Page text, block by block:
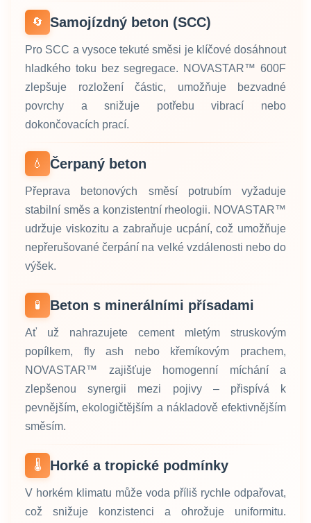
🔄 Samojízdný beton (SCC)
Pro SCC a vysoce tekuté směsi je klíčové dosáhnout
hladkého toku bez segregace. NOVASTAR™ 600F
zlepšuje rozložení částic, umožňuje bezvadné
povrchy a snižuje potřebu vibrací nebo
dokončovacích prací.
💧 Čerpaný beton
Přeprava betonových směsí potrubím vyžaduje
stabilní směs a konzistentní rheologii. NOVASTAR™
udržuje viskozitu a zabraňuje ucpání, což umožňuje
nepřerušované čerpání na velké vzdálenosti nebo do
výšek.
🧪 Beton s minerálními přísadami
Ať už nahrazujete cement mletým struskovým
popílkem, fly ash nebo křemíkovým prachem,
NOVASTAR™ zajišťuje homogenní míchání a
zlepšenou synergii mezi pojivy – přispívá k
pevnějším, ekologičtějším a nákladově efektivnějším
směsím.
🌡️ Horké a tropické podmínky
V horkém klimatu může voda příliš rychle odpařovat,
což snižuje konzistenci a ohrožuje uniformitu.